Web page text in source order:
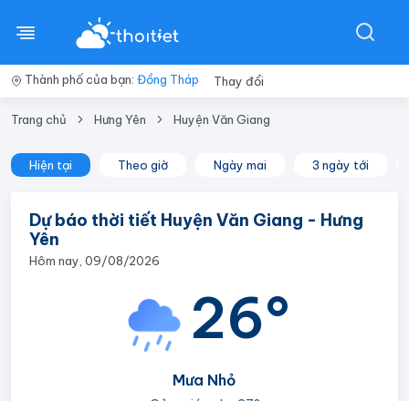
Thành phố của bạn: Đồng Tháp Thay đổi
Trang chủ Hưng Yên Huyện Văn Giang
Hiện tại Theo giờ Ngày mai 3 ngày tới
Dự báo thời tiết Huyện Văn Giang - Hưng
Yên
Hôm nay, 09/08/2026
26°
Mưa Nhỏ